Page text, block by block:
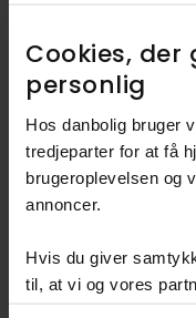
Cookies,
personlig​
Hos danbolig bruger
tredjeparter for at få
brugeroplevelsen og
annoncer.​
Hvis du giver
til, at vi og vores
teknologier til at
Der er
salg i
matcher
Zoom ud og